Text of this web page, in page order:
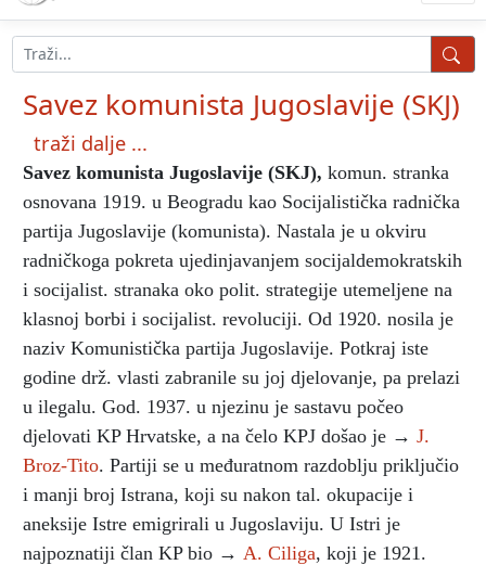
Savez komunista Jugoslavije (SKJ)
traži dalje ...
Savez komunista Jugoslavije (SKJ), komun. stranka
osnovana 1919. u Beogradu kao Socijalistička radnička
partija Jugoslavije (komunista). Nastala je u okviru
radničkoga pokreta ujedinjavanjem socijaldemokratskih
i socijalist. stranaka oko polit. strategije utemeljene na
klasnoj borbi i socijalist. revoluciji. Od 1920. nosila je
naziv Komunistička partija Jugoslavije. Potkraj iste
godine drž. vlasti zabranile su joj djelovanje, pa prelazi
u ilegalu. God. 1937. u njezinu je sastavu počeo
djelovati KP Hrvatske, a na čelo KPJ došao je → J.
Broz-Tito. Partiji se u međuratnom razdoblju priključio
i manji broj Istrana, koji su nakon tal. okupacije i
aneksije Istre emigrirali u Jugoslaviju. U Istri je
najpoznatiji član KP bio → A. Ciliga, koji je 1921.